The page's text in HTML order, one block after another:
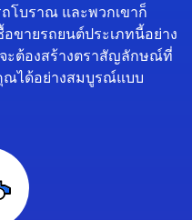
โบราณ และพวกเขาก็
ขายรถยนต์ประเภทนี้อย่าง
จะต้องสร้างตราสัญลักษณ์ที่
ณได้อย่างสมบูรณ์แบบ